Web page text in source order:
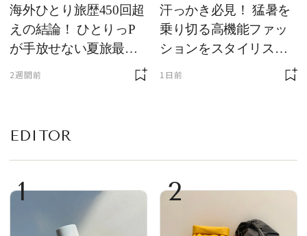
海外ひとり旅歴450回超
えの結論！ ひとりっP
が手放せない夏旅最強
2週間前
汗っかき必見！ 猛暑を
乗り切る高機能ファッ
ションをスタイリスト
1日前
EDITOR
1 2